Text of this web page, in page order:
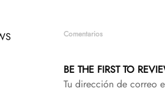
Comentarios
BE THE FIRST TO
Tu dirección de correo